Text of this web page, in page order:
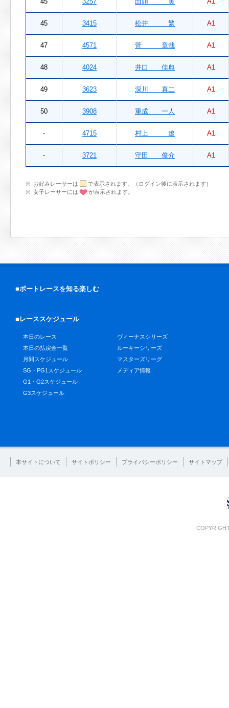
45 3415 松井 繁 A1
47 4571 菅 章哉 A1
48 4024 井口 佳典 A1
49 3623 深川 真二 A1
50 3908 重成 一人 A1
- 4715 村上 遼 A1
- 3721 守田 俊介 A1
お好みレーサーは
で表示されます。（ログイン後に表示されます）
女子レーサーには
が表示されます。
■ボートレースを知る楽しむ
■レーススケジュール
本日のレース
本日の払戻金一覧
月間スケジュール
SG・PG1スケジュール
G1・G2スケジュール
G3スケジュール
ヴィーナスシリーズ
ルーキーシリーズ
マスターズリーグ
メディア情報
本サイトについて サイトポリシー プライバシーポリシー サイトマップ